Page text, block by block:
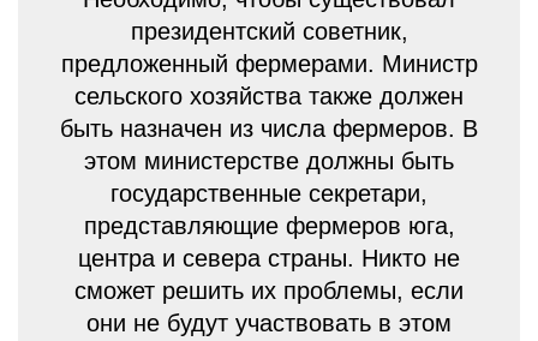
президентский советник,
предложенный фермерами. Министр
сельского хозяйства также должен
быть назначен из числа фермеров. В
этом министерстве должны быть
государственные секретари,
представляющие фермеров юга,
центра и севера страны. Никто не
сможет решить их проблемы, если
они не будут участвовать в этом